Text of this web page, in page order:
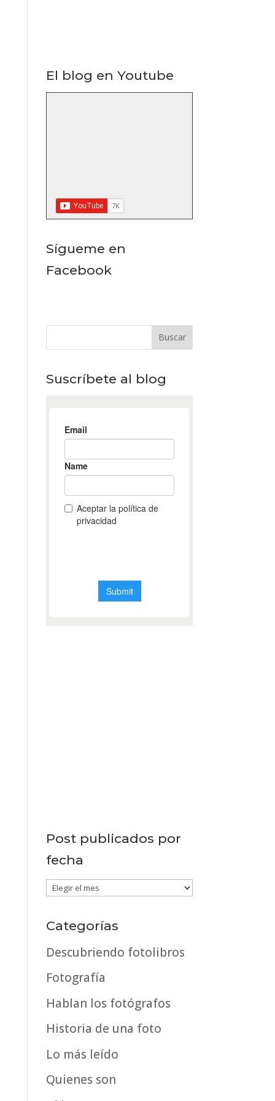
El blog en Youtube
Sígueme en
Facebook
Suscríbete al blog
Post publicados por
fecha
Post
por
fecha
Categorías
Descubriendo fotolibros
Fotografía
Hablan los fotógrafos
Historia de una foto
Lo más leído
Quienes son